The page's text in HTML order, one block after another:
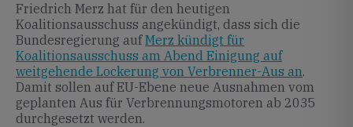
Friedrich Merz hat für den heutigen
Koalitionsausschuss angekündigt, dass sich die
Bundesregierung aufMerz kündigt für
Koalitionsausschuss am Abend Einigung auf
weitgehende Lockerung von Verbrenner-Aus an.
Damit sollen auf EU-Ebene neue Ausnahmen vom
geplanten Aus für Verbrennungsmotoren ab 2035
durchgesetzt werden.